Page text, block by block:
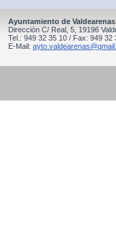
Ayuntamiento de Valdearenas
Dirección C/ Real, 5, 19196
Tel.: 949 32 35 10 / Fax: 949 32
E-Mail: